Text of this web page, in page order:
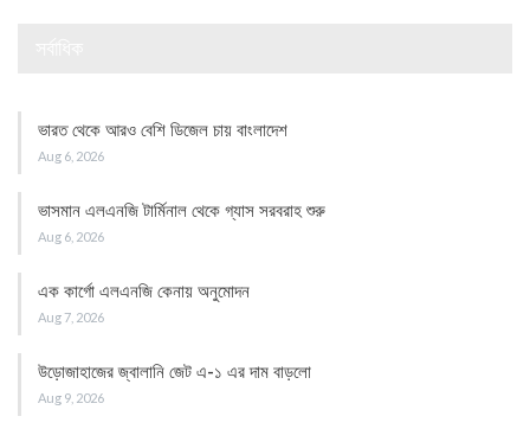
ভারত থেকে আরও বেশি ডিজেল চায় বাংলাদেশ
Aug 6, 2026
ভাসমান এলএনজি টার্মিনাল থেকে গ্যাস সরবরাহ শুরু
Aug 6, 2026
এক কার্গো এলএনজি কেনায় অনুমোদন
Aug 7, 2026
উড়োজাহাজের জ্বালানি জেট এ-১ এর দাম বাড়লো
Aug 9, 2026